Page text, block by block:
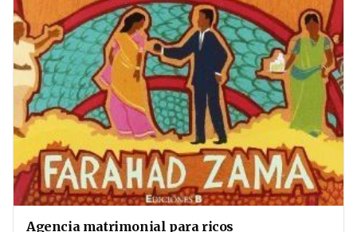
Agencia matrimonial para ricos